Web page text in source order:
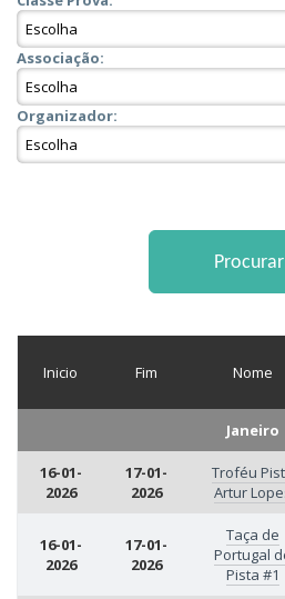
Associação:
Organizador:
Inicio Fim Nome
Janeiro
16-01-
2026
17-01-
2026
Troféu
Artur
16-01-
2026
17-01-
2026
Taça de
Portugal
Pista #1